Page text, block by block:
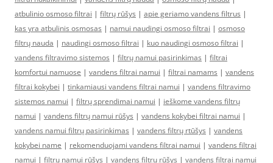
atbulinio osmoso filtrai | filtrų rūšys | apie geriamo vandens filtrus |
kas yra atbulinis osmosas | namui naudingi osmoso filtrai | osmoso
filtrų nauda | naudingi osmoso filtrai | kuo naudingi osmoso filtrai |
vandens filtravimo sistemos | filtrų namui pasirinkimas | filtrai
komfortui namuose | vandens filtrai namui | filtrai namams | vandens
filtrai kokybei | tinkamiausi vandens filtrai namui | vandens filtravimo
sistemos namui | filtrų sprendimai namui | ieškome vandens filtrų
namui | vandens filtrų namui rūšys | vandens kokybei filtrai namui |
vandens namui filtrų pasirinkimas | vandens filtrų rtūšys | vandens
kokybei name | rekomenduojami vandens filtrai namui | vandens filtrai
namui | filtrų namui rūšys | vandens filtrų rūšys | vandens filtrai namui